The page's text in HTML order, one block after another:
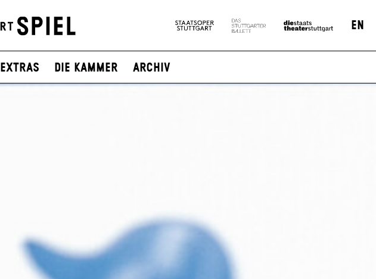
EN
Extras Die Kammer Archiv